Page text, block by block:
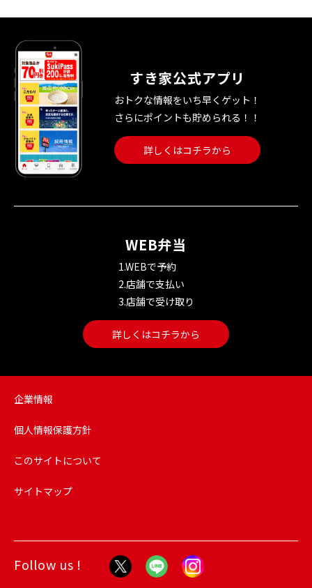
すき家公式アプリ
おトクな情報をいち早くゲット！
さらにポイントも貯められる！！
詳しくはコチラから
WEB弁当
1.WEBで予約
2.店舗で支払い
3.店舗で受け取り
詳しくはコチラから
企業情報
個人情報保護方針
このサイトについて
サイトマップ
Follow us !